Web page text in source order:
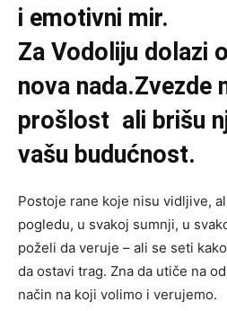
i emotivni mir.
Za Vodoliju dolazi
nova nada.Zvezde
prošlost ali brišu
vašu budućnost.
Postoje rane koje nisu vidljive,
pogledu, u svakoj sumnji, u
poželi da veruje – ali se seti
da ostavi trag. Zna da utiče na
način na koji volimo i verujemo.